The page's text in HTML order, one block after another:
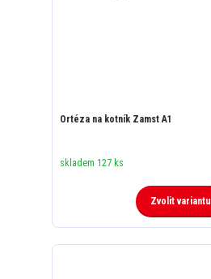
Ortéza na kotník Zamst A1
skladem 127 ks
Zvolit variantu